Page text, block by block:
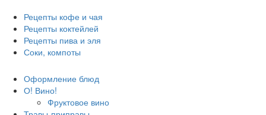
Рецепты кофе и чая
Рецепты коктейлей
Рецепты пива и эля
Соки, компоты
Оформление блюд
О! Вино!
Фруктовое вино